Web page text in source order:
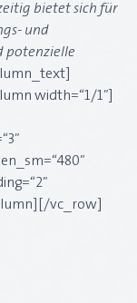
bietet sich für
und
potenzielle
width=“1/1″]
vc_row]